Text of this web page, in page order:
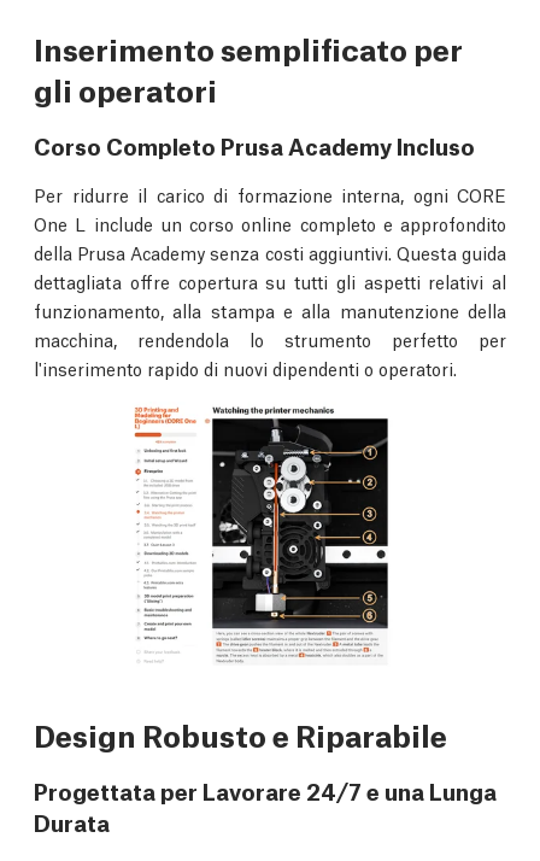
Inserimento semplificato per
gli operatori
Corso Completo Prusa Academy Incluso
Per ridurre il carico di formazione interna, ogni CORE
One L include un corso online completo e approfondito
della Prusa Academy senza costi aggiuntivi. Questa guida
dettagliata offre copertura su tutti gli aspetti relativi al
funzionamento, alla stampa e alla manutenzione della
macchina, rendendola lo strumento perfetto per
l'inserimento rapido di nuovi dipendenti o operatori.
Design Robusto e Riparabile
Progettata per Lavorare 24/7 e una Lunga
Durata